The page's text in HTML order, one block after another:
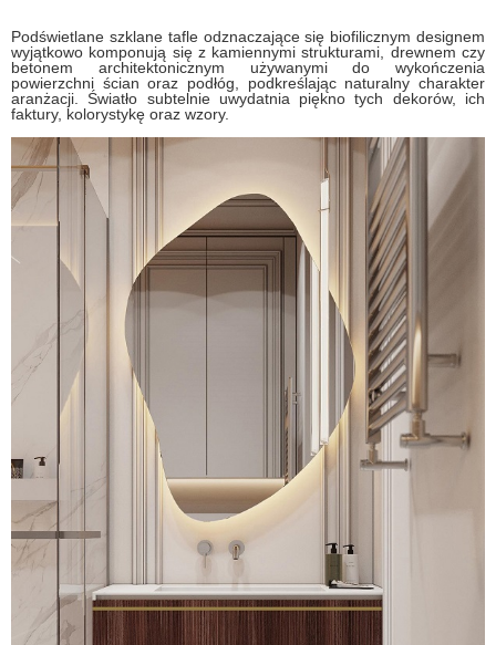
Podświetlane szklane tafle odznaczające się biofilicznym designem
wyjątkowo komponują się z kamiennymi strukturami, drewnem czy
betonem architektonicznym używanymi do wykończenia
powierzchni ścian oraz podłóg, podkreślając naturalny charakter
aranżacji. Światło subtelnie uwydatnia piękno tych dekorów, ich
faktury, kolorystykę oraz wzory.